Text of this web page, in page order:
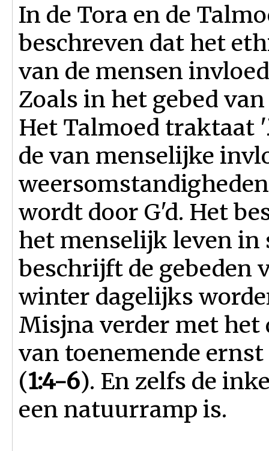
In de Tora en de
beschreven dat het
van de mensen
Zoals in het gebed
Het Talmoed traktaat '
de van menselijke
wordt door G'd. Het
het menselijk leven in
beschrijft de gebeden
winter dagelijks
Misjna verder met het
van toenemende
(1:4-6). En zelfs de
een natuurramp is.